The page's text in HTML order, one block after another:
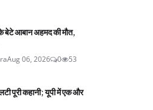
आबान अहमद की मौत,
Aug 06, 2026 0 53
पूरी कहानी; यूपी में एक और